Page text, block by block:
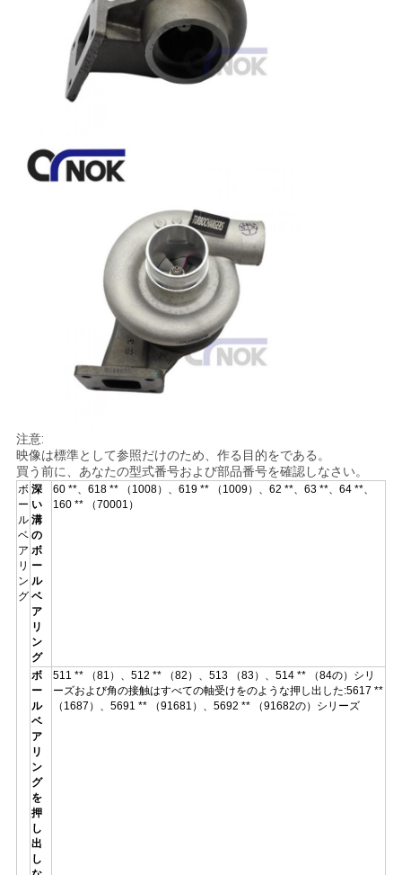
PRIVACY
POLICY
注意:
映像は標準として参照だけのため、作る目的をである。
買う前に、あなたの型式番号および部品番号を確認しなさい。
ボ
ー
ル
ベ
ア
リ
ン
グ
深
い
溝
の
ボ
ー
ル
ベ
ア
リ
ン
グ
60 **、618 ** （1008）、619 ** （1009）、62 **、63 **、64 **、
160 ** （70001）
ボ
ー
ル
ベ
ア
リ
ン
グ
を
押
し
出
し
511 ** （81）、512 ** （82）、513 （83）、514 ** （84の）シリ
ーズおよび角の接触はすべての軸受けをのような押し出した:5617 **
（1687）、5691 ** （91681）、5692 ** （91682の）シリーズ